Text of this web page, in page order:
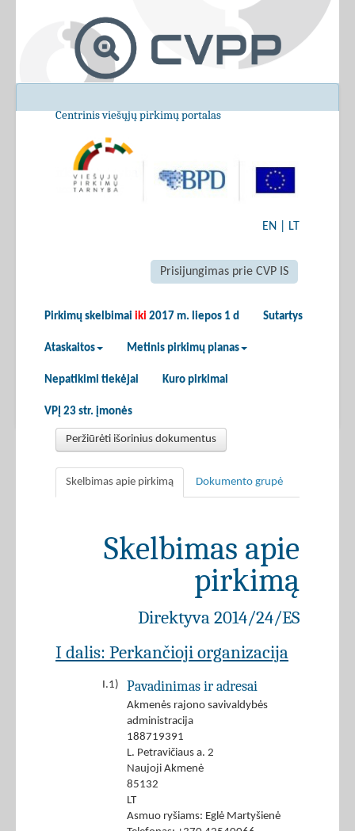
Centrinis viešųjų pirkimų portalas
EN LT
Prisijungimas prie CVP IS
Pirkimų skelbimai iki 2017 m. liepos 1 d Sutartys
Ataskaitos Metinis pirkimų planas
Nepatikimi tiekėjai Kuro pirkimai
VPĮ 23 str. įmonės
Peržiūrėti išorinius dokumentus
Skelbimas apie pirkimą Dokumento grupė
Skelbimas apie
pirkimą
Direktyva 2014/24/ES
I dalis: Perkančioji organizacija
I.1) Pavadinimas ir adresai
Akmenės rajono savivaldybės
administracija
188719391
L. Petravičiaus a. 2
Naujoji Akmenė
85132
LT
Asmuo ryšiams: Eglė Martyšienė